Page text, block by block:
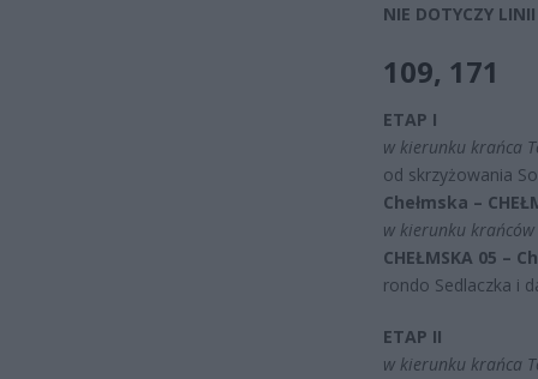
NIE DOTYCZY
109, 171
ETAP I
w kierunku krańca
od skrzyżowania
Chełmska –
w kierunku
CHEŁMSKA 05 –
rondo Sedlaczka i
ETAP II
w kierunku krańca